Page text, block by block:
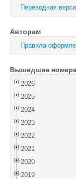
Физика и
Оптика и
Поиск
Войти
Переводная
Авторам
Правила
Вышедшие
2026
2025
2024
2023
2022
2021
2020
2019